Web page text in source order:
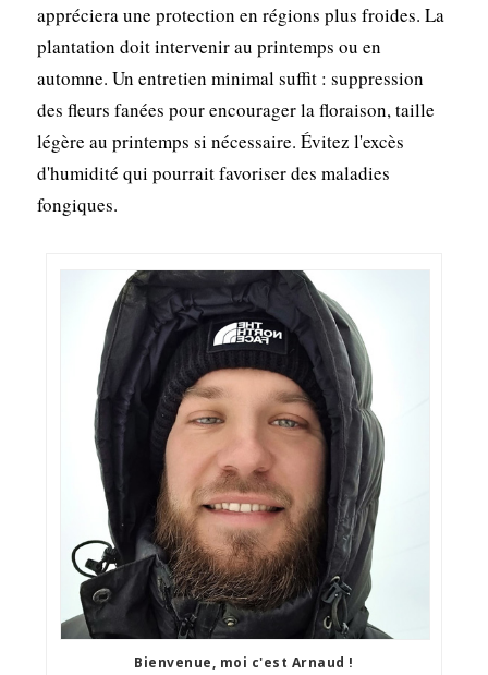
appréciera une protection en régions plus froides. La
plantation doit intervenir au printemps ou en
automne. Un entretien minimal suffit : suppression
des fleurs fanées pour encourager la floraison, taille
légère au printemps si nécessaire. Évitez l'excès
d'humidité qui pourrait favoriser des maladies
fongiques.
Bienvenue, moi c'est Arnaud !